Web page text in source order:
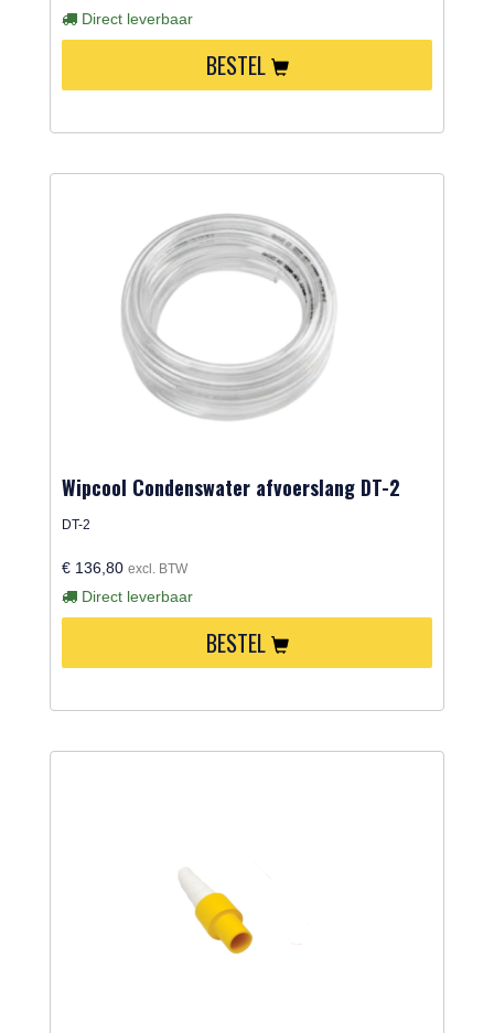
Direct leverbaar
BESTEL
Wipcool Condenswater afvoerslang DT-2
DT-2
€ 136,80 excl. BTW
Direct leverbaar
BESTEL